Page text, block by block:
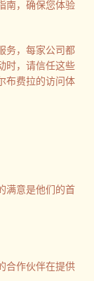
南，确保您体验
务，每家公司都
时，请信任这些
布费拉的访问体
满意是他们的首
合作伙伴在提供